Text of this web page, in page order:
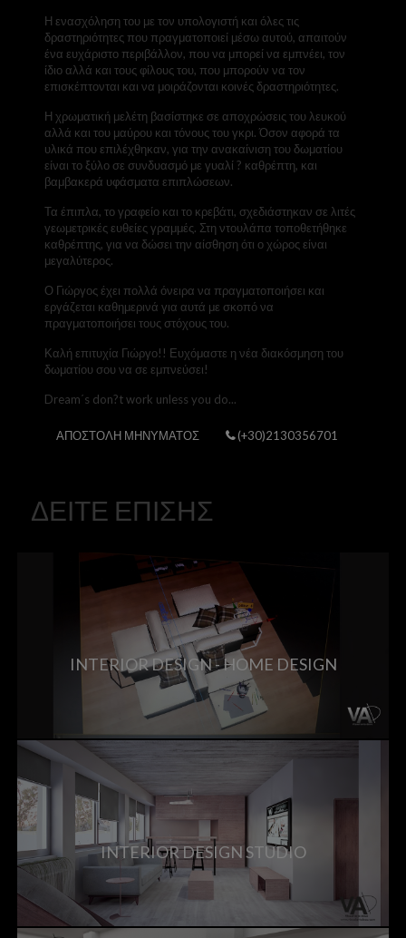
Η ενασχόληση του με τον υπολογιστή και όλες τις
δραστηριότητες που πραγματοποιεί μέσω αυτού, απαιτούν
ένα ευχάριστο περιβάλλον, που να μπορεί να εμπνέει, τον
ίδιο αλλά και τους φίλους του, που μπορούν να τον
επισκέπτονται και να μοιράζονται κοινές δραστηριότητες.
Η χρωματική μελέτη βασίστηκε σε αποχρώσεις του λευκού
αλλά και του μαύρου και τόνους του γκρι. Όσον αφορά τα
υλικά που επιλέχθηκαν, για την ανακαίνιση του δωματίου
είναι το ξύλο σε συνδυασμό με γυαλί ? καθρέπτη, και
βαμβακερά υφάσματα επιπλώσεων.
Τα έπιπλα, το γραφείο και το κρεβάτι, σχεδιάστηκαν σε λιτές
γεωμετρικές ευθείες γραμμές. Στη ντουλάπα τοποθετήθηκε
καθρέπτης, για να δώσει την αίσθηση ότι ο χώρος είναι
μεγαλύτερος.
Ο Γιώργος έχει πολλά όνειρα να πραγματοποιήσει και
εργάζεται καθημερινά για αυτά με σκοπό να
πραγματοποιήσει τους στόχους του.
Καλή επιτυχία Γιώργο!! Ευχόμαστε η νέα διακόσμηση του
δωματίου σου να σε εμπνεύσει!
Dream΄s don?t work unless you do...
ΑΠΟΣΤΟΛΗ ΜΗΝΥΜΑΤΟΣ (+30)2130356701
ΔΕΙΤΕ ΕΠΙΣΗΣ
INTERIOR DESIGN - HOME DESIGN
INTERIOR DESIGN STUDIO